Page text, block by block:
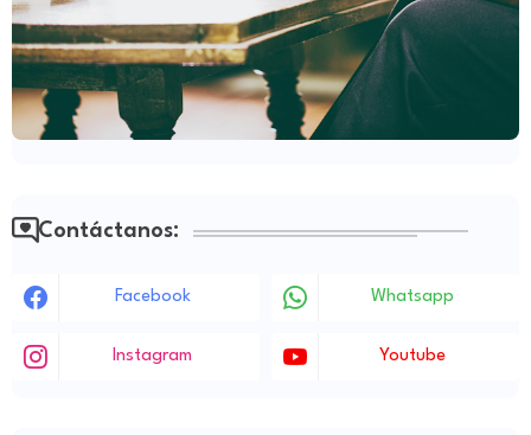
Contáctanos:
Facebook Whatsapp
Instagram Youtube